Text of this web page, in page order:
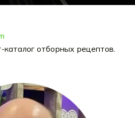
каталог отборных рецептов.